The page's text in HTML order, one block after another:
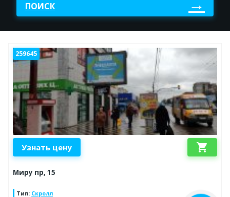
ПОИСК
259645
Узнать цену shopping_cart
Миру пр, 15
Тип: Скролл